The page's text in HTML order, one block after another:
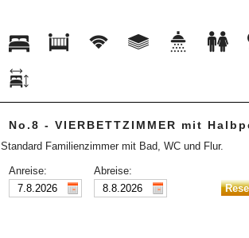
No.8 - VIERBETTZIMMER mit
Standard Familienzimmer mit Bad, WC und Flur.
Anreise: Abreise: